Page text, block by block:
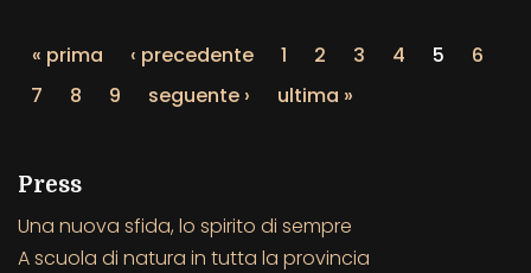
« prima ‹ precedente 1 2 3 4 5
6
7
8 9 seguente › ultima »
Press
Una nuova sfida, lo spirito di sempre
A scuola di natura in tutta la provincia